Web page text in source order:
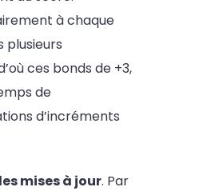
à chaque
plusieurs
ces bonds de +3,
de
d’incréments
mises à jour. Par